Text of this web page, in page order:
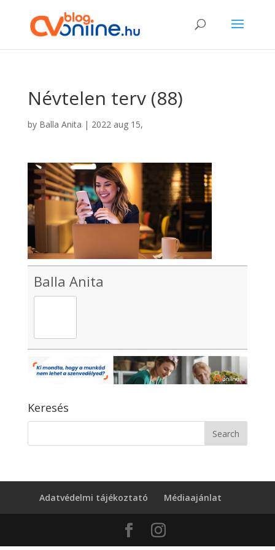
Névtelen terv (88)
by Balla Anita | 2022 aug 15,
Balla Anita
Keresés
Adatvédelmi tájékoztató Médiaajánlat